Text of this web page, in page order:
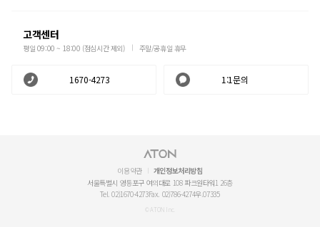
고객센터
평일 09:00 ~ 18:00 (점심시간 제외) 주말/공휴일 휴무
1670-4273 1:1문의
이용약관
개인정보처리방침
서울특별시 영등포구 여의대로 108 파크원타워1 26층
Tel. 02)1670-4273Fax. 02)786-4274우.07335
© ATON Inc.